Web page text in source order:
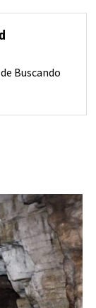
Buscando